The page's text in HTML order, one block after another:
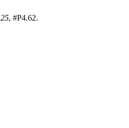
25, #P4.62.